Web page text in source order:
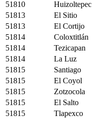
51810
Huizoltepec
51813
El Sitio
51813
El Cortijo
51814
Coloxtitlán
51814
Tezicapan
51814
La Luz
51815
Santiago
51815
El Coyol
51815
Zotzocola
51815
El Salto
51815
Tlapexco